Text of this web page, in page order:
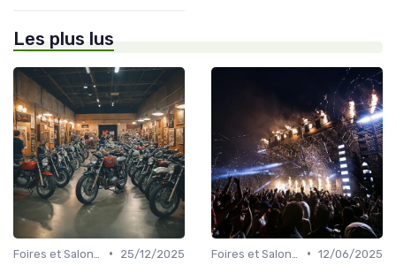
Les plus lus
• 25/12/2025 • 12/06/2025